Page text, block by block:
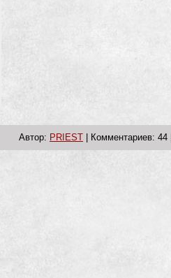
Автор: PRIEST | Комментариев: 44 |